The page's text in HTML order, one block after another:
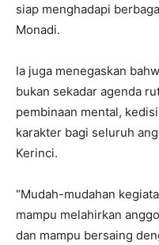
siap menghadapi
Monadi.
Ia juga menegaskan
bukan sekadar agenda
pembinaan mental,
karakter bagi seluruh
Kerinci.
“Mudah-mudahan
mampu melahirkan
dan mampu bersaing